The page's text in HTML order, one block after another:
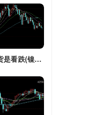
镍王期货是看跌(镍王期货是看跌还是看涨)